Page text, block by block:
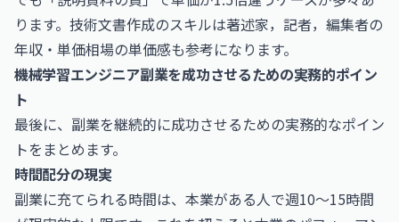
ります。技術文書作成のスキルは著述家，記者，編集者の
年収・単価相場の単価感も参考になります。
機械学習エンジニア副業を成功させるための実務的ポイン
ト
最後に、副業を継続的に成功させるための実務的なポイン
トをまとめます。
時間配分の現実
副業に充てられる時間は、本業がある人で週10〜15時間